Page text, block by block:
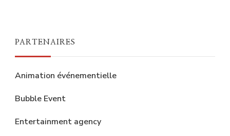
PARTENAIRES
Animation événementielle
Bubble Event
Entertainment agency